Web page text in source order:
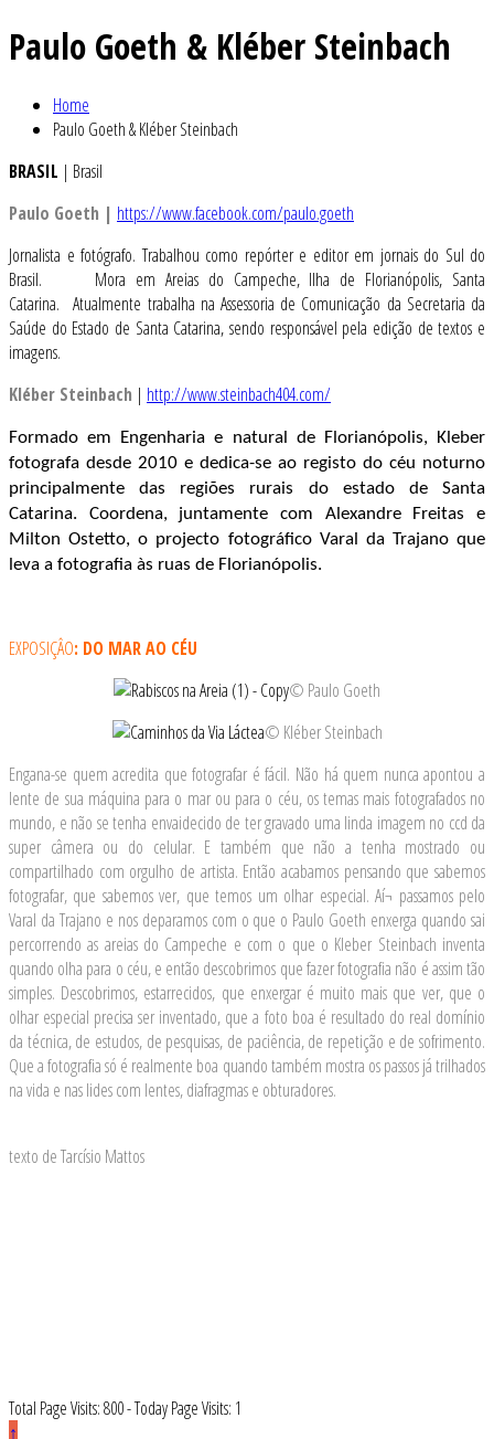
Paulo Goeth & Kléber Steinbach
Home
Paulo Goeth & Kléber Steinbach
BRASIL | Brasil
Paulo Goeth | https://www.facebook.com/paulo.goeth
Jornalista e fotógrafo. Trabalhou como repórter e editor em jornais do Sul do
Brasil. Mora em Areias do Campeche, Ilha de Florianópolis, Santa
Catarina. Atualmente trabalha na Assessoria de Comunicação da Secretaria da
Saúde do Estado de Santa Catarina, sendo responsável pela edição de textos e
imagens.
Kléber Steinbach | http://www.steinbach404.com/
Formado em Engenharia e natural de Florianópolis, Kleber
fotografa desde 2010 e dedica-se ao registo do céu noturno
principalmente das regiões rurais do estado de Santa
Catarina. Coordena, juntamente com Alexandre Freitas e
Milton Ostetto, o projecto fotográfico Varal da Trajano que
leva a fotografia às ruas de Florianópolis.
EXPOSIÇÂO: DO MAR AO CÉU
© Paulo Goeth
© Kléber Steinbach
Engana-se quem acredita que fotografar é fácil. Não há quem nunca apontou a
lente de sua máquina para o mar ou para o céu, os temas mais fotografados no
mundo, e não se tenha envaidecido de ter gravado uma linda imagem no ccd da
super câmera ou do celular. E também que não a tenha mostrado ou
compartilhado com orgulho de artista. Então acabamos pensando que sabemos
fotografar, que sabemos ver, que temos um olhar especial. Aí¬ passamos pelo
Varal da Trajano e nos deparamos com o que o Paulo Goeth enxerga quando sai
percorrendo as areias do Campeche e com o que o Kleber Steinbach inventa
quando olha para o céu, e então descobrimos que fazer fotografia não é assim tão
simples. Descobrimos, estarrecidos, que enxergar é muito mais que ver, que o
olhar especial precisa ser inventado, que a foto boa é resultado do real domínio
da técnica, de estudos, de pesquisas, de paciência, de repetição e de sofrimento.
Que a fotografia só é realmente boa quando também mostra os passos já trilhados
na vida e nas lides com lentes, diafragmas e obturadores.
texto de Tarcísio Mattos
Total Page Visits: 800 - Today Page Visits: 1
↑